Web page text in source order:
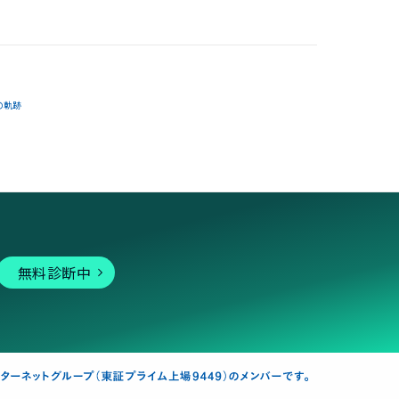
軌跡
無料診断中